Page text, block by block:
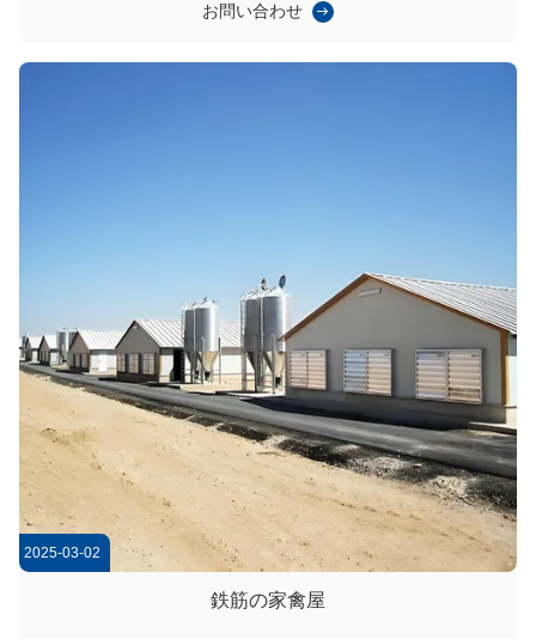
ています.耐腐食,極端な天候,および磨損を保証する. オープン
お問い合わせ
2025-03-02
鉄筋の家禽屋